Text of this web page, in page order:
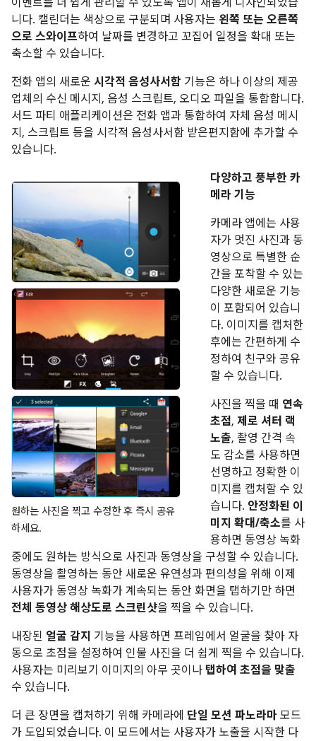
니다. 캘린더는 색상으로 구분되며 사용자는 왼쪽 또는 오른쪽
으로 스와이프하여 날짜를 변경하고 꼬집어 일정을 확대 또는
축소할 수 있습니다.
전화 앱의 새로운 시각적 음성사서함 기능은 하나 이상의 제공
업체의 수신 메시지, 음성 스크립트, 오디오 파일을 통합합니다.
서드 파티 애플리케이션은 전화 앱과 통합하여 자체 음성 메시
지, 스크립트 등을 시각적 음성사서함 받은편지함에 추가할 수
있습니다.
원하는 사진을 찍고 수정한 후 즉시 공유
하세요.
다양하고 풍부한 카
메라 기능
카메라 앱에는 사용
자가 멋진 사진과 동
영상으로 특별한 순
간을 포착할 수 있는
다양한 새로운 기능
이 포함되어 있습니
다. 이미지를 캡처한
후에는 간편하게 수
정하여 친구와 공유
할 수 있습니다.
사진을 찍을 때 연속
초점, 제로 셔터 랙
노출, 촬영 간격 속
도 감소를 사용하면
선명하고 정확한 이
미지를 캡처할 수 있
습니다. 안정화된 이
미지 확대/축소를 사
용하면 동영상 녹화
중에도 원하는 방식으로 사진과 동영상을 구성할 수 있습니다.
동영상을 촬영하는 동안 새로운 유연성과 편의성을 위해 이제
사용자가 동영상 녹화가 계속되는 동안 화면을 탭하기만 하면
전체 동영상 해상도로 스크린샷을 찍을 수 있습니다.
내장된 얼굴 감지 기능을 사용하면 프레임에서 얼굴을 찾아 자
동으로 초점을 설정하여 인물 사진을 더 쉽게 찍을 수 있습니다.
사용자는 미리보기 이미지의 아무 곳이나 탭하여 초점을 맞출
수 있습니다.
더 큰 장면을 캡처하기 위해 카메라에 단일 모션 파노라마 모드
가 도입되었습니다. 이 모드에서는 사용자가 노출을 시작한 다